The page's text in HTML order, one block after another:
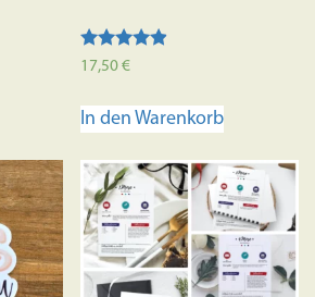
Bewertet
mit
von 5
17,50€
In den Warenkorb